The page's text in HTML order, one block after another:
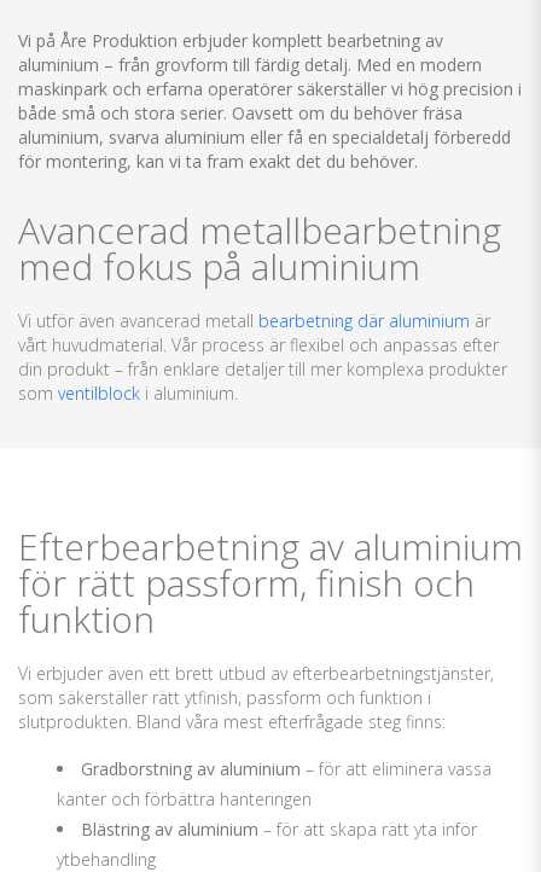
Vi på Åre Produktion erbjuder komplett bearbetning av
aluminium – från grovform till färdig detalj. Med en modern
maskinpark och erfarna operatörer säkerställer vi hög precision i
både små och stora serier. Oavsett om du behöver fräsa
aluminium, svarva aluminium eller få en specialdetalj förberedd
för montering, kan vi ta fram exakt det du behöver.
Avancerad metallbearbetning
med fokus på aluminium
Vi utför även avancerad metall bearbetning där aluminium är
vårt huvudmaterial. Vår process är flexibel och anpassas efter
din produkt – från enklare detaljer till mer komplexa produkter
som ventilblock i aluminium.
Efterbearbetning av aluminium
för rätt passform, finish och
funktion
Vi erbjuder även ett brett utbud av efterbearbetningstjänster,
som säkerställer rätt ytfinish, passform och funktion i
slutprodukten. Bland våra mest efterfrågade steg finns:
Gradborstning av aluminium – för att eliminera vassa
kanter och förbättra hanteringen
Blästring av aluminium – för att skapa rätt yta inför
ytbehandling